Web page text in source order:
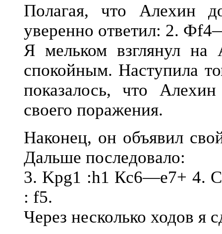
Полагая, что Алехин
уверенно ответил: 2.
Я мельком взглянул на
спокойным. Наступила
показалось, что
своего поражения.
Наконец, он объявил
Дальше последовало:
3. Kpg1 :h1 Кc6—е7+ 4.
: f5.
Через несколько ходов я